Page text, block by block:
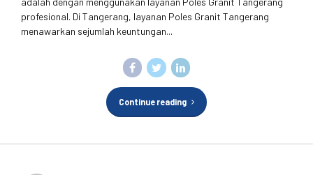
profesional. Di Tangerang, layanan Poles Granit Tangerang
menawarkan sejumlah keuntungan...
Continue reading